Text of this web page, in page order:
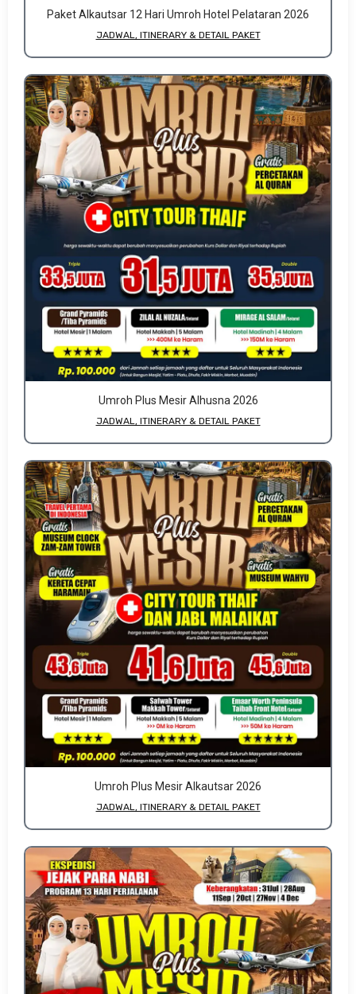
Paket Alkautsar 12 Hari Umroh Hotel Pelataran 2026
JADWAL, ITINERARY & DETAIL PAKET
Umroh Plus Mesir Alhusna 2026
JADWAL, ITINERARY & DETAIL PAKET
Umroh Plus Mesir Alkautsar 2026
JADWAL, ITINERARY & DETAIL PAKET